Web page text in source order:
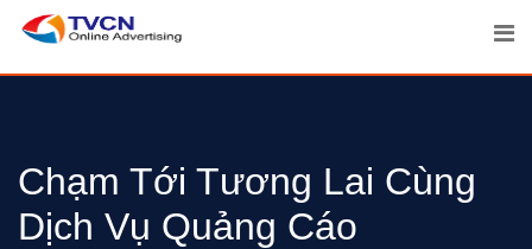
content
Chạm Tới Tương Lai Cùng
Dịch Vụ Quảng Cáo